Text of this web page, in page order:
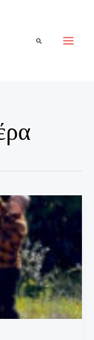
Αναζήτηση